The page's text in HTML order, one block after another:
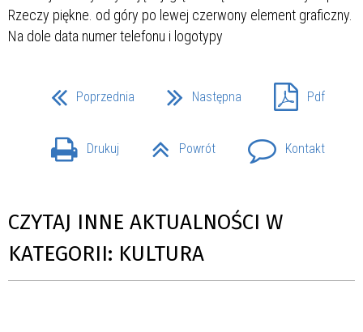
Poprzednia Następna Pdf
Drukuj Powrót Kontakt
CZYTAJ INNE AKTUALNOŚCI W
KATEGORII: KULTURA